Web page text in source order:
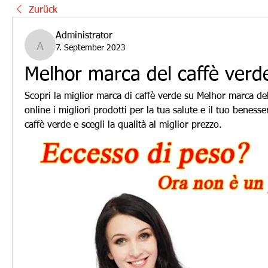
Zurück
Administrator
Administrator
7. September 2023
Melhor marca del caffè
Scopri la miglior marca di caffè verde su Melhor marca
online i migliori prodotti per la tua salute e il tuo
caffè verde e scegli la qualità al miglior prezzo.